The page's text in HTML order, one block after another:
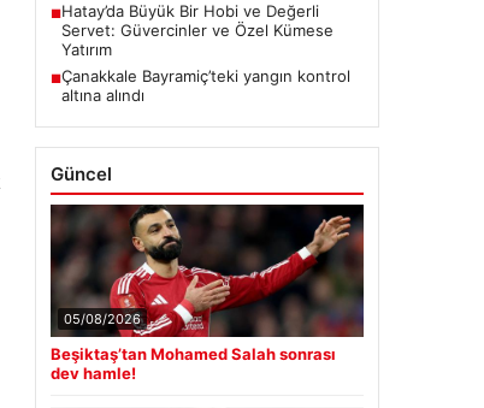
■Hatay’da Büyük Bir Hobi ve Değerli
Servet: Güvercinler ve Özel Kümese
Yatırım
■Çanakkale Bayramiç’teki yangın kontrol
altına alındı
Güncel
05/08/2026
Beşiktaş’tan Mohamed Salah sonrası
dev hamle!